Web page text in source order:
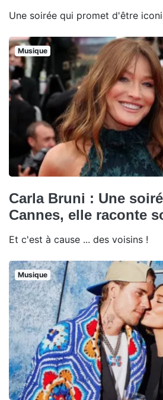
Une soirée qui promet d'être
Musique
Carla Bruni : Une
Cannes, elle raconte
Et c'est à cause ... des voisins !
Musique